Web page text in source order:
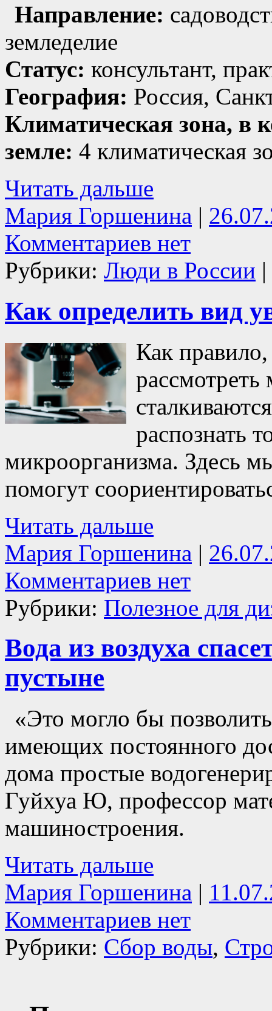
Направление:
земледелие
Статус: консультант,
География: Россия,
Климатическая зона, в
земле: 4 климатическая
Читать дальше
Мария Горшенина |
Комментариев нет
Рубрики: Люди в России |
Как определить вид
Как
распознать
микроорганизма. Здесь
помогут
Читать дальше
Мария Горшенина |
Комментариев нет
Рубрики: Полезное для
Вода из воздуха
пустыне
«Это могло бы
имеющих постоянного
дома простые
Гуйхуа Ю, профессор
машиностроения.
Читать дальше
Мария Горшенина |
Комментариев нет
Рубрики: Сбор воды,